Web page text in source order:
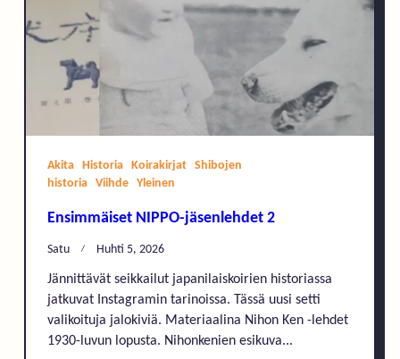
Akita Historia Koirakirjat
Shibojen
historia
Viihde Yleinen
Ensimmäiset NIPPO-jäsenlehdet 2
Satu Huhti 5, 2026
Jännittävät seikkailut japanilaiskoirien historiassa
jatkuvat Instagramin tarinoissa. Tässä uusi setti
valikoituja jalokiviä. Materiaalina Nihon Ken -lehdet
1930-luvun lopusta. Nihonkenien esikuva...